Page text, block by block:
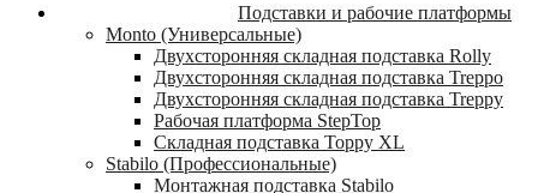
Подставки и рабочие платформы
Monto (Универсальные)
Двухсторонняя складная подставка Rolly
Двухсторонняя складная подставка Treppo
Двухсторонняя складная подставка Treppy
Рабочая платформа StepTop
Складная подставка Toppy XL
Stabilo (Профессиональные)
Монтажная подставка Stabilo